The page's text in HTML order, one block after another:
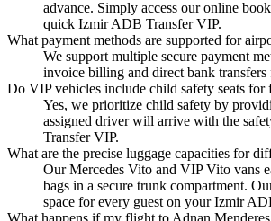
advance. Simply access our online
quick Izmir ADB Transfer VIP.
What payment methods are supported for
We support multiple secure payment
invoice billing and direct bank
Do VIP vehicles include child safety seats for
Yes, we prioritize child safety by
assigned driver will arrive with the
Transfer VIP.
What are the precise luggage capacities for
Our Mercedes Vito and VIP Vito vans
bags in a secure trunk compartment.
space for every guest on your Izmir
What happens if my flight to Adnan